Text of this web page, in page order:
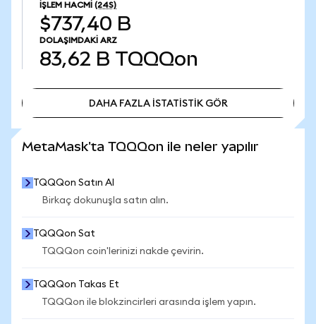
İŞLEM HACMI (24S)
$737,40 B
DOLAŞIMDAKI ARZ
83,62 B TQQQon
DAHA FAZLA İSTATİSTİK GÖR
MetaMask'ta TQQQon ile neler yapılır
TQQQon Satın Al
Birkaç dokunuşla satın alın.
TQQQon Sat
TQQQon coin'lerinizi nakde çevirin.
TQQQon Takas Et
TQQQon ile blokzincirleri arasında işlem yapın.